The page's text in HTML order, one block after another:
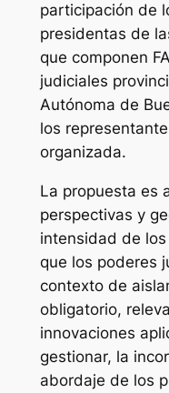
participación de
presidentas de
que componen
judiciales
Autónoma de
los
organizada.
La propuesta es
perspectivas y
intensidad de
que los poderes
contexto de
obligatorio,
innovaciones
gestionar, la
abordaje de los